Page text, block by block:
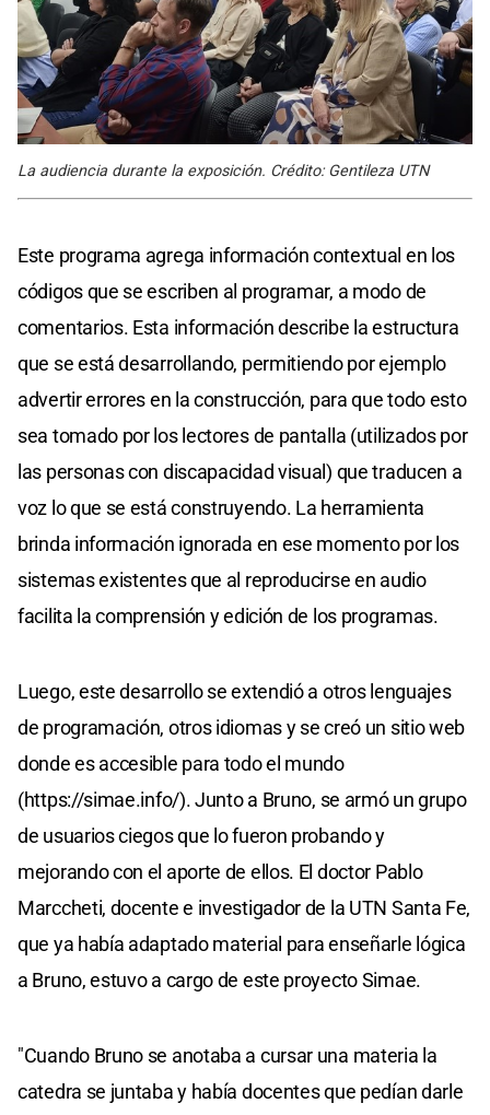
La audiencia durante la exposición. Crédito: Gentileza UTN
Este programa agrega información contextual en los
códigos que se escriben al programar, a modo de
comentarios. Esta información describe la estructura
que se está desarrollando, permitiendo por ejemplo
advertir errores en la construcción, para que todo esto
sea tomado por los lectores de pantalla (utilizados por
las personas con discapacidad visual) que traducen a
voz lo que se está construyendo. La herramienta
brinda información ignorada en ese momento por los
sistemas existentes que al reproducirse en audio
facilita la comprensión y edición de los programas.
Luego, este desarrollo se extendió a otros lenguajes
de programación, otros idiomas y se creó un sitio web
donde es accesible para todo el mundo
(https://simae.info/). Junto a Bruno, se armó un grupo
de usuarios ciegos que lo fueron probando y
mejorando con el aporte de ellos. El doctor Pablo
Marccheti, docente e investigador de la UTN Santa Fe,
que ya había adaptado material para enseñarle lógica
a Bruno, estuvo a cargo de este proyecto Simae.
"Cuando Bruno se anotaba a cursar una materia la
catedra se juntaba y había docentes que pedían darle